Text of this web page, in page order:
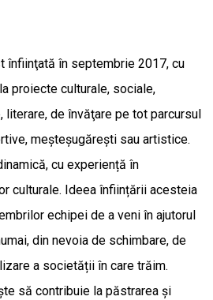
înfiinţată în septembrie 2017, cu
proiecte culturale, sociale,
literare, de învăţare pe tot parcursul
meșteșugărești sau artistice.
cu experiență în
culturale. Ideea înființării acesteia
echipei de a veni în ajutorul
din nevoia de schimbare, de
a societății în care trăim.
să contribuie la păstrarea și